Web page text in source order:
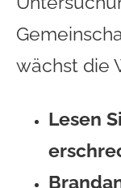
wächst die
Lesen